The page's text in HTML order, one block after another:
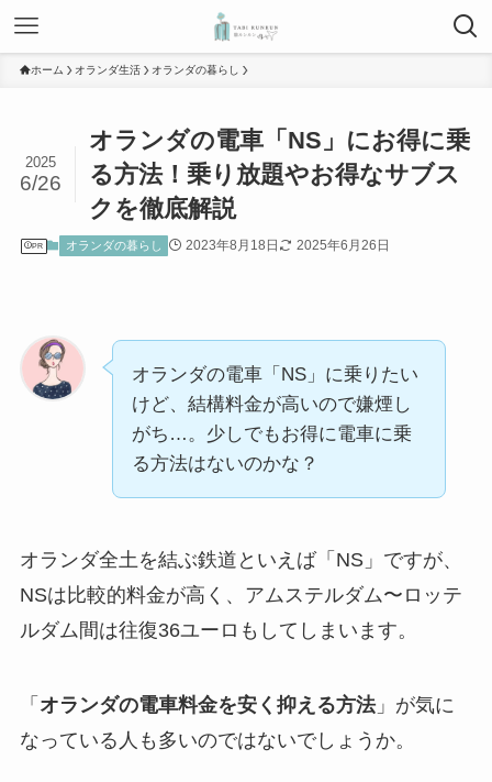
ホーム オランダ生活 オランダの暮らし
オランダの電車「NS」にお得に乗
る方法！乗り放題やお得なサブス
クを徹底解説
2025
6/26
PR オランダの暮らし 2023年8月18日 2025年6月26日
オランダの電車「NS」に乗りたい
けど、結構料金が高いので嫌煙し
がち…。少しでもお得に電車に乗
る方法はないのかな？
オランダ全土を結ぶ鉄道といえば「NS」ですが、
NSは比較的料金が高く、アムステルダム〜ロッテ
ルダム間は往復36ユーロもしてしまいます。
「 オランダの電車料金を安く抑える方法」が気に
なっている人も多いのではないでしょうか。